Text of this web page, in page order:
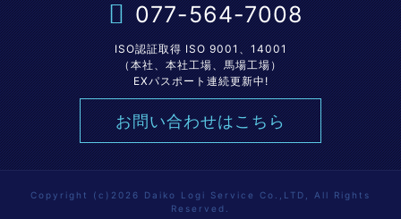
077-564-7008
ISO認証取得 ISO 9001、14001
（本社、本社工場、馬場工場）
EXパスポート連続更新中!
お問い合わせはこちら
Copyright (c)2026 Daiko Logi Service Co.,LTD, All Rights
Reserved.